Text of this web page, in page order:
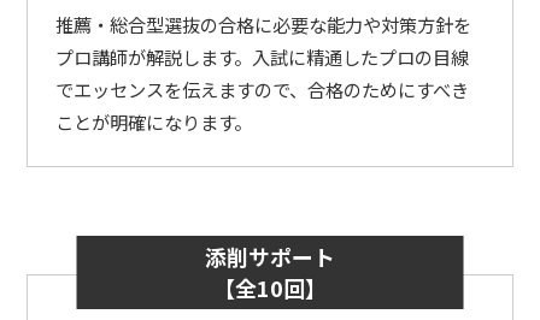
推薦・総合型選抜の合格に必要な能力や対策方針を
プロ講師が解説します。入試に精通したプロの目線
でエッセンスを伝えますので、合格のためにすべき
ことが明確になります。
添削サポート
【全10回】